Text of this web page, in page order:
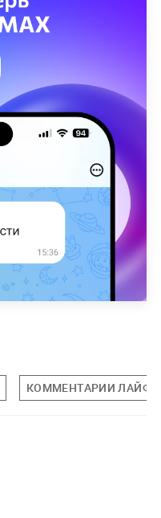
КОММЕНТАРИИ ЛАЙФУ